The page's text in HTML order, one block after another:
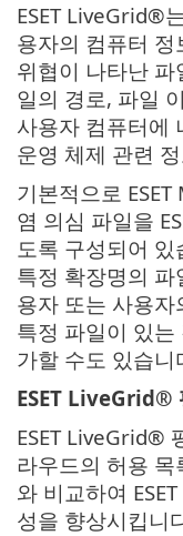
ESET LiveGrid®
용자의 컴퓨터
위협이 나타난
일의 경로, 파일
사용자 컴퓨터에
운영 체제 관련
기본적으로
염 의심 파일을
도록 구성되어
특정 확장명의
용자 또는 사용
특정 파일이 있
가할 수도 있습니
ESET LiveGrid®
ESET LiveGrid®
라우드의 허용
와 비교하여
성을 향상시킵니